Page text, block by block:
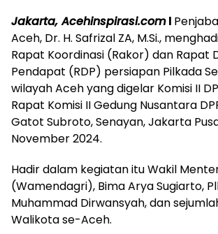
Jakarta, Acehinspirasi.coml
Aceh, Dr. H. Safrizal ZA, M.Si.,
Rapat Koordinasi (Rakor) dan Rapat
Pendapat (RDP) persiapan Pilkada
wilayah Aceh yang digelar Komisi II
Rapat Komisi II Gedung Nusantara
Gatot Subroto, Senayan, Jakarta
November 2024.
Hadir dalam kegiatan itu Wakil
(Wamendagri), Bima Arya Sugiarto,
Muhammad Dirwansyah, dan
Walikota se-Aceh.